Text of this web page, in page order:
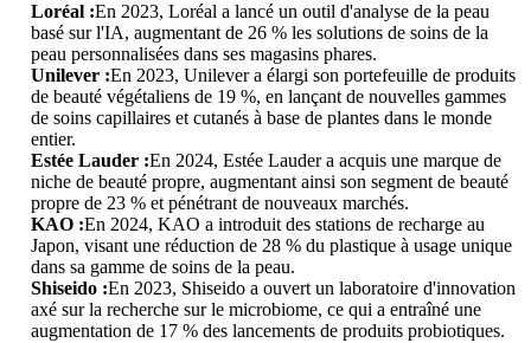
Loréal :En 2023, Loréal a lancé un outil d'analyse de la peau
basé sur l'IA, augmentant de 26 % les solutions de soins de la
peau personnalisées dans ses magasins phares.
Unilever :En 2023, Unilever a élargi son portefeuille de produits
de beauté végétaliens de 19 %, en lançant de nouvelles gammes
de soins capillaires et cutanés à base de plantes dans le monde
entier.
Estée Lauder :En 2024, Estée Lauder a acquis une marque de
niche de beauté propre, augmentant ainsi son segment de beauté
propre de 23 % et pénétrant de nouveaux marchés.
KAO :En 2024, KAO a introduit des stations de recharge au
Japon, visant une réduction de 28 % du plastique à usage unique
dans sa gamme de soins de la peau.
Shiseido :En 2023, Shiseido a ouvert un laboratoire d'innovation
axé sur la recherche sur le microbiome, ce qui a entraîné une
augmentation de 17 % des lancements de produits probiotiques.